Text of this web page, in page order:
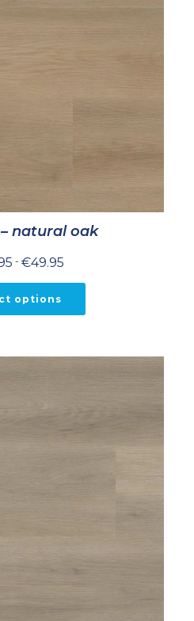
natural oak
- €49.95Prijsklasse:
tot
options